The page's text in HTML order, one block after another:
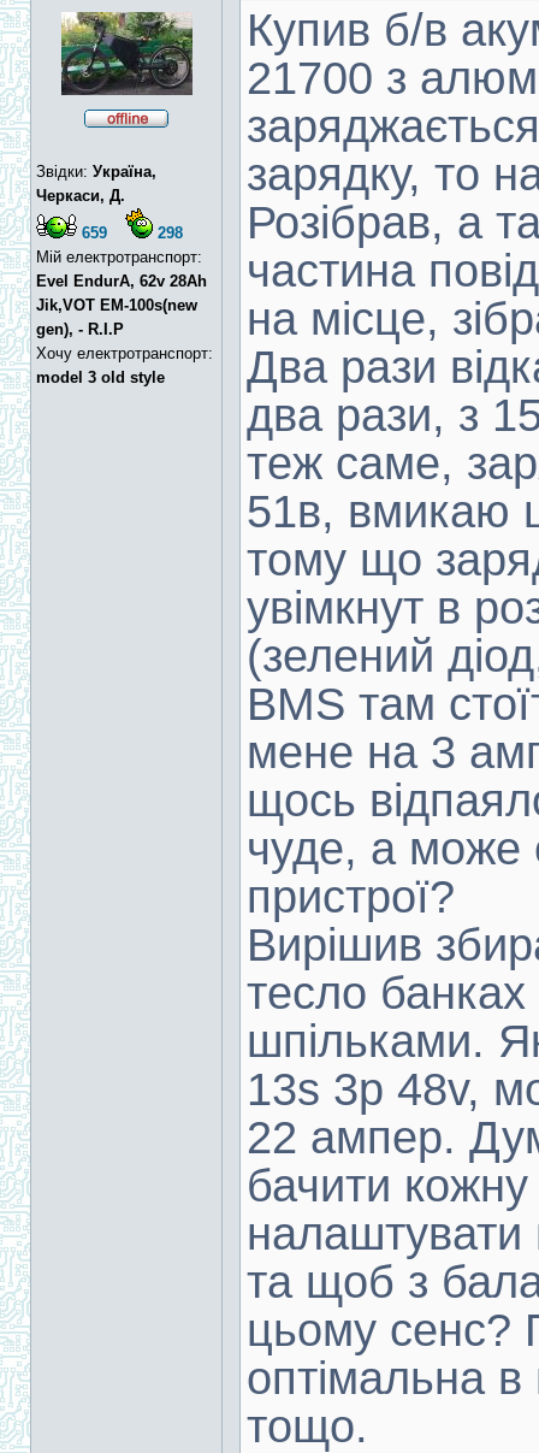
Звідки: Україна,
Черкаси, Д.
659
298
Мій електротранспорт:
Evel EndurA, 62v 28Ah
Jik,VOT EM-100s(new
gen), - R.I.P
Хочу електротранспорт:
model 3 old style
Купив б/в
21700 з
зарядку, то
Розібрав, а
частина
на місце,
Два рази
два рази, з
теж саме,
51в, вмикаю
тому що
увімкнут в
(зелений
BMS там
мене на 3
щось
чуде, а може
пристрої?
Вирішив
тесло
шпільками.
13s 3p 48v,
22 ампер.
бачити
налаштувати
та щоб з
цьому сенс?
оптімальна в
тощо.